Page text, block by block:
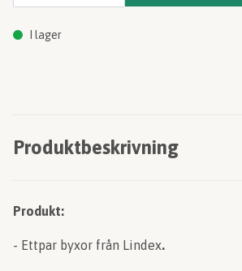
I lager
Produktbeskrivning
Produkt:
- Ettpar byxor från Lindex.